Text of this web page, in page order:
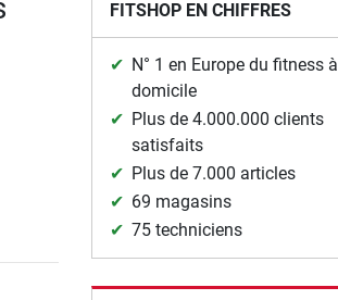
FITSHOP EN CHIFFRES
N° 1 en Europe du fitness à
domicile
Plus de 4.000.000 clients
satisfaits
Plus de 7.000 articles
69 magasins
75 techniciens